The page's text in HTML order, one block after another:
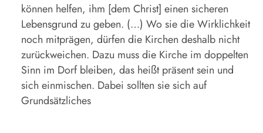
können helfen, ihm [dem Christ] einen sicheren
Lebensgrund zu geben. (…) Wo sie die Wirklichkeit
noch mitprägen, dürfen die Kirchen deshalb nicht
zurückweichen. Dazu muss die Kirche im doppelten
Sinn im Dorf bleiben, das heißt präsent sein und
sich einmischen. Dabei sollten sie sich auf
Grundsätzliches